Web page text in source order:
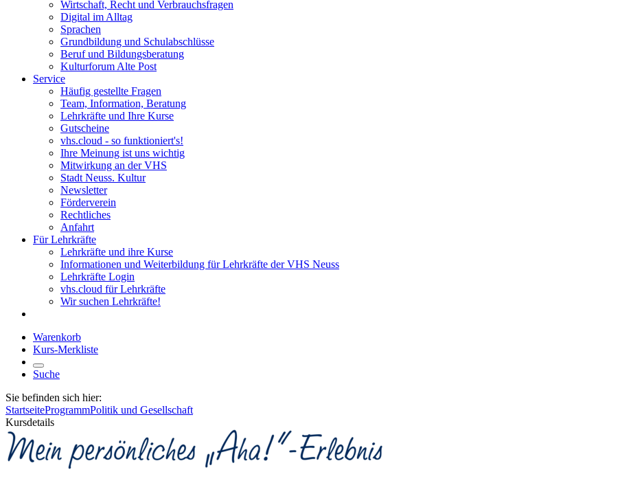
Wirtschaft, Recht und Verbrauchsfragen
Digital im Alltag
Sprachen
Grundbildung und Schulabschlüsse
Beruf und Bildungsberatung
Kulturforum Alte Post
Service
Häufig gestellte Fragen
Team, Information, Beratung
Lehrkräfte und Ihre Kurse
Gutscheine
vhs.cloud - so funktioniert's!
Ihre Meinung ist uns wichtig
Mitwirkung an der VHS
Stadt Neuss. Kultur
Newsletter
Förderverein
Rechtliches
Anfahrt
Für Lehrkräfte
Lehrkräfte und ihre Kurse
Informationen und Weiterbildung für Lehrkräfte der VHS Neuss
Lehrkräfte Login
vhs.cloud für Lehrkräfte
Wir suchen Lehrkräfte!
Warenkorb
Kurs-Merkliste
Suche
Sie befinden sich hier:
StartseiteProgrammPolitik und Gesellschaft
Kursdetails